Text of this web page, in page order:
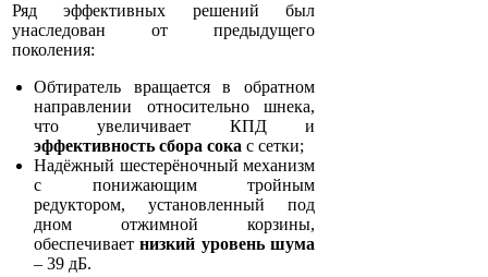
Ряд эффективных решений был
унаследован от предыдущего
поколения:
Обтиратель вращается в обратном
направлении относительно шнека,
что увеличивает КПД и
эффективность сбора сока с сетки;
Надёжный шестерёночный механизм
с понижающим тройным
редуктором, установленный под
дном отжимной корзины,
обеспечиваетнизкий уровень шума
– 39 дБ.